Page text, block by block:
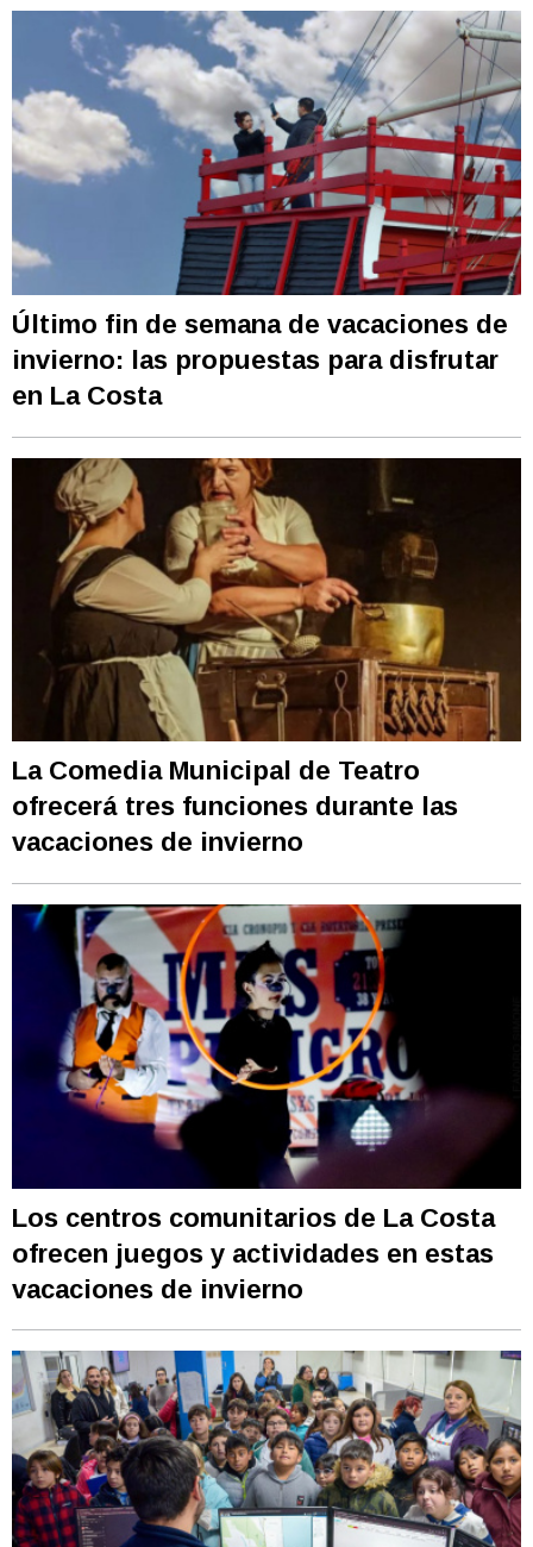
Último fin de semana de vacaciones de
invierno: las propuestas para disfrutar
en La Costa
La Comedia Municipal de Teatro
ofrecerá tres funciones durante las
vacaciones de invierno
Los centros comunitarios de La Costa
ofrecen juegos y actividades en estas
vacaciones de invierno